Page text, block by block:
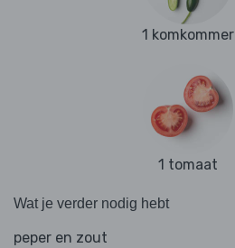
1 komkommer
1 tomaat
Wat je verder nodig hebt
peper en zout